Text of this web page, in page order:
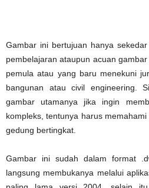
Gambar ini bertujuan hanya
pembelajaran ataupun acuan
pemula atau yang baru menekuni
bangunan atau civil engineering.
gambar utamanya jika ingin
kompleks, tentunya harus
gedung bertingkat.
Gambar ini sudah dalam format
langsung membukanya melalui